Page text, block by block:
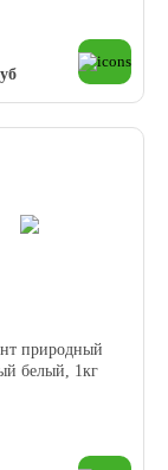
природный
белый, 1кг